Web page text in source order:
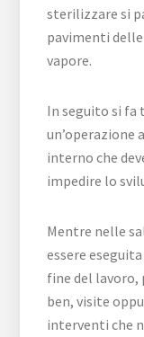
sterilizzare si
pavimenti
vapore.
In seguito si fa
un’operazione
interno che
impedire lo
Mentre nelle
essere
fine del lavoro,
ben, visite
interventi che